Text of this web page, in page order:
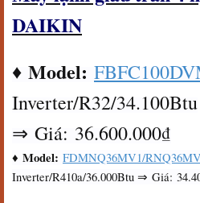
DAIKIN
♦ Model:
Inverter/R32/34.100Btu
⇒ Giá: 36.600.000₫
♦ Model: FDMNQ36MV1/
Inverter/R410a/36.000Btu ⇒ Giá: